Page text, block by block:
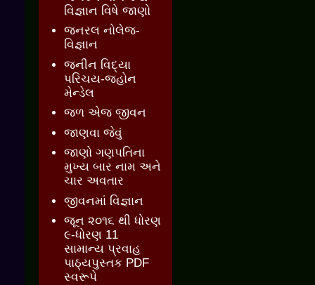
વિજ્ઞાન વિષે જાણો
જનરલ નોલેજ-
વિજ્ઞાન
જનીન વિદ્યા
પરિચય-જ્હોન
મેન્ડેલ
જળ એજ જીવન
જાણવા જેવું
જાણો ગણપતિના
મુખ્ય બાર નામ અને
ચાર અવતાર
જીવનમાં વિજ્ઞાન
જૂન ૨૦૧૬ થી ધોરણ
૯-ધોરણ 11
સામાન્ય પ્રવાહ
પાઠ્યપુસ્તક PDF
સ્વરૂપે